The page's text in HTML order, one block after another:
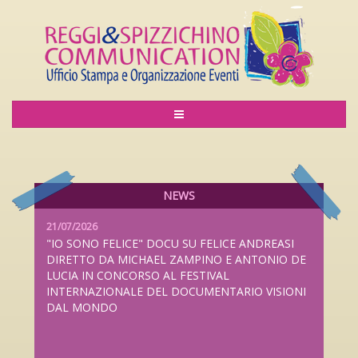
NEWS
06/08/2026
LILIANA CAVANI PREMIO ALLA CARRIERA AL
LUCCA FILM FESTIVAL 2026 DAL 26 SETTEMBRE
AL 4 OTTOBRE
21/07/2026
"IO SONO FELICE" DOCU SU FELICE ANDREASI
DIRETTO DA MICHAEL ZAMPINO E ANTONIO DE
LUCIA IN CONCORSO AL FESTIVAL
INTERNAZIONALE DEL DOCUMENTARIO VISIONI
DAL MONDO